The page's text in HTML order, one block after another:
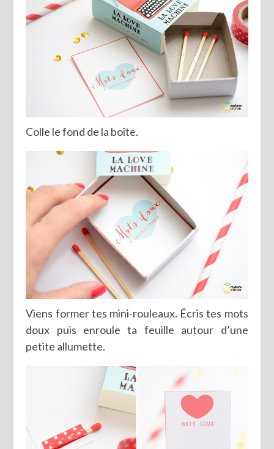
Colle le fond de la boîte.
Viens former tes mini-rouleaux. Écris tes mots
doux puis enroule ta feuille autour d’une
petite allumette.